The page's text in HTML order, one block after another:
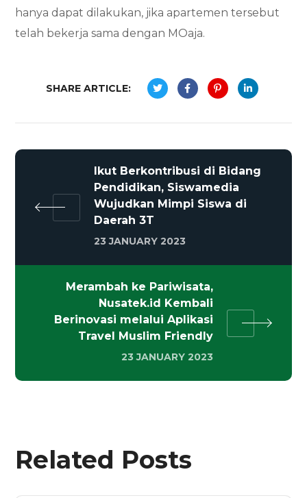
hanya dapat dilakukan, jika apartemen tersebut
telah bekerja sama dengan MOaja.
SHARE ARTICLE:
Ikut Berkontribusi di Bidang
Pendidikan, Siswamedia
Wujudkan Mimpi Siswa di
Daerah 3T
23 JANUARY 2023
Merambah ke Pariwisata,
Nusatek.id Kembali
Berinovasi melalui Aplikasi
Travel Muslim Friendly
23 JANUARY 2023
Related Posts